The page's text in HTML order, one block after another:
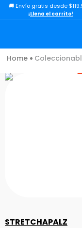
🚚 Envío gratis desde
¡Llena el carrito!
STRETCHAPALZ
TÉRMINOS MÁS
3.
carro
4